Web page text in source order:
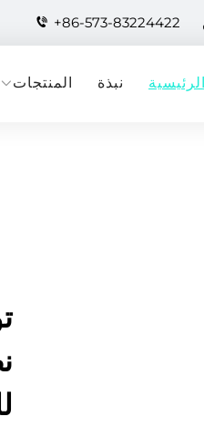
+86-573-83224422
نبذة المنتجات